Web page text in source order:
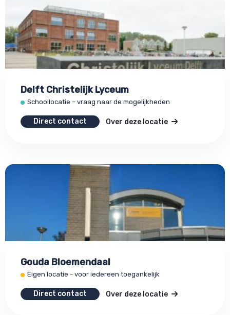
Delft Christelijk Lyceum
Schoollocatie – vraag naar de mogelijkheden
Direct contact Over deze locatie
Gouda Bloemendaal
Eigen locatie - voor iedereen toegankelijk
Direct contact Over deze locatie